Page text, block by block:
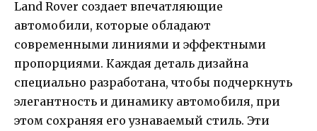
Land Rover создает впечатляющие
автомобили, которые обладают
современными линиями и эффектными
пропорциями. Каждая деталь дизайна
специально разработана, чтобы подчеркнуть
элегантность и динамику автомобиля, при
этом сохраняя его узнаваемый стиль. Эти